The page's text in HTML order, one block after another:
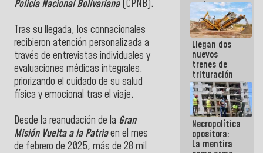
Policía Nacional Bolivariana(CPNB).
Tras su llegada, los connacionales
recibieron atención personalizada a
través de entrevistas individuales y
evaluaciones médicas integrales,
priorizando el cuidado de su salud
física y emocional tras el viaje.
Desde la reanudación de la Gran
Misión Vuelta a la Patriaen el mes
de febrero de 2025, más de 28 mil
cada vez
que escribes
porque lo
que haces
es
embarrarla
Llegan dos
nuevos
trenes de
trituración
para
optimizar
manejo de
escombros
en La Guaira
Necropolítica
opositora:
La mentira